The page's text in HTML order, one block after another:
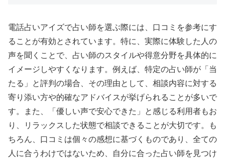
電話占いアイズで占い師を選ぶ際には、口コミを参考にす
ることが有効とされています。特に、実際に体験した人の
声を聞くことで、占い師のスタイルや得意分野を具体的に
イメージしやすくなります。例えば、特定の占い師が「当
たる」と評判の場合、その理由として、相談内容に対する
寄り添い方や的確なアドバイスが挙げられることが多いで
す。また、「優しい声で安心できた」と感じる利用者もお
り、リラックスした状態で相談できることが大切です。も
ちろん、口コミは個々の感想に基づくものであり、全ての
人に合うわけではないため、自分に合った占い師を見つけ